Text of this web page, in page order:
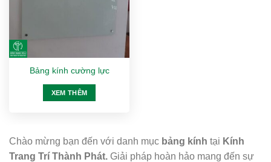
Bảng kính cường lực
XEM THÊM
Chào mừng bạn đến với danh mục bảng kính tại Kính
Trang Trí Thành Phát. Giải pháp hoàn hảo mang đến sự